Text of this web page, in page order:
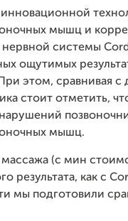
инновационной
мышц и
системы
ощутимых
этом, сравнивая с
стоит отметить,
мышц.
(с мин
результата, как с
мы подготовили